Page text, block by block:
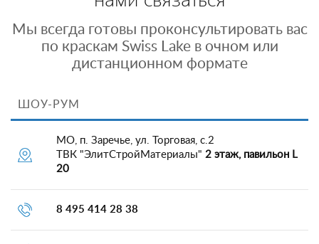
Мы всегда готовы проконсультировать вас
по краскам Swiss Lake в очном или
дистанционном формате
ШОУ-РУМ
МО, п. Заречье, ул. Торговая, с.2
ТВК "ЭлитСтройМатериалы" 2 этаж, павильон L
20
8 495 414 28 38